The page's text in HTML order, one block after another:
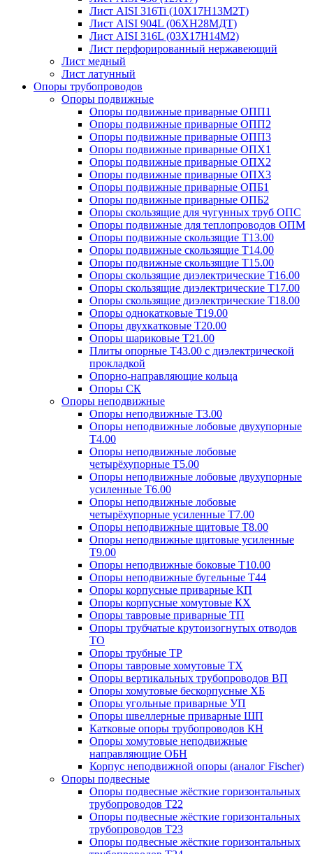
Лист AISI 316Ti (10Х17Н13М2Т)
Лист AISI 904L (06ХН28МДТ)
Лист AISI 316L (03Х17Н14М2)
Лист перфорированный нержавеющий
Лист медный
Лист латунный
Опоры трубопроводов
Опоры подвижные
Опоры подвижные приварные ОПП1
Опоры подвижные приварные ОПП2
Опоры подвижные приварные ОПП3
Опоры подвижные приварные ОПХ1
Опоры подвижные приварные ОПХ2
Опоры подвижные приварные ОПХ3
Опоры подвижные приварные ОПБ1
Опоры подвижные приварные ОПБ2
Опоры скользящие для чугунных труб ОПС
Опоры подвижные для теплопроводов ОПМ
Опоры подвижные скользящие Т13.00
Опоры подвижные скользящие Т14.00
Опоры подвижные скользящие Т15.00
Опоры скользящие диэлектрические Т16.00
Опоры скользящие диэлектрические Т17.00
Опоры скользящие диэлектрические Т18.00
Опоры однокатковые Т19.00
Опоры двухкатковые Т20.00
Опоры шариковые Т21.00
Плиты опорные Т43.00 с диэлектрической
прокладкой
Опорно-направляющие кольца
Опоры СК
Опоры неподвижные
Опоры неподвижные Т3.00
Опоры неподвижные лобовые двухупорные
Т4.00
Опоры неподвижные лобовые
четырёхупорные Т5.00
Опоры неподвижные лобовые двухупорные
усиленные Т6.00
Опоры неподвижные лобовые
четырёхупорные усиленные Т7.00
Опоры неподвижные щитовые Т8.00
Опоры неподвижные щитовые усиленные
Т9.00
Опоры неподвижные боковые Т10.00
Опоры неподвижные бугельные Т44
Опоры корпусные приварные КП
Опоры корпусные хомутовые КХ
Опоры тавровые приварные ТП
Опоры трубчатые крутоизогнутых отводов
ТО
Опоры трубные ТР
Опоры тавровые хомутовые ТХ
Опоры вертикальных трубопроводов ВП
Опоры хомутовые бескорпусные ХБ
Опоры угольные приварные УП
Опоры швеллерные приварные ШП
Катковые опоры трубопроводов КН
Опоры хомутовые неподвижные
направляющие ОБН
Корпус неподвижной опоры (аналог Fischer)
Опоры подвесные
Опоры подвесные жёсткие горизонтальных
трубопроводов Т22
Опоры подвесные жёсткие горизонтальных
трубопроводов Т23
Опоры подвесные жёсткие горизонтальных